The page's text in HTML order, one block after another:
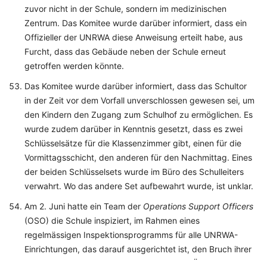
zuvor nicht in der Schule, sondern im medizinischen
Zentrum. Das Komitee wurde darüber informiert, dass ein
Offizieller der UNRWA diese Anweisung erteilt habe, aus
Furcht, dass das Gebäude neben der Schule erneut
getroffen werden könnte.
Das Komitee wurde darüber informiert, dass das Schultor
in der Zeit vor dem Vorfall unverschlossen gewesen sei, um
den Kindern den Zugang zum Schulhof zu ermöglichen. Es
wurde zudem darüber in Kenntnis gesetzt, dass es zwei
Schlüsselsätze für die Klassenzimmer gibt, einen für die
Vormittagsschicht, den anderen für den Nachmittag. Eines
der beiden Schlüsselsets wurde im Büro des Schulleiters
verwahrt. Wo das andere Set aufbewahrt wurde, ist unklar.
Am 2. Juni hatte ein Team der Operations Support Officers
(OSO) die Schule inspiziert, im Rahmen eines
regelmässigen Inspektionsprogramms für alle UNRWA-
Einrichtungen, das darauf ausgerichtet ist, den Bruch ihrer